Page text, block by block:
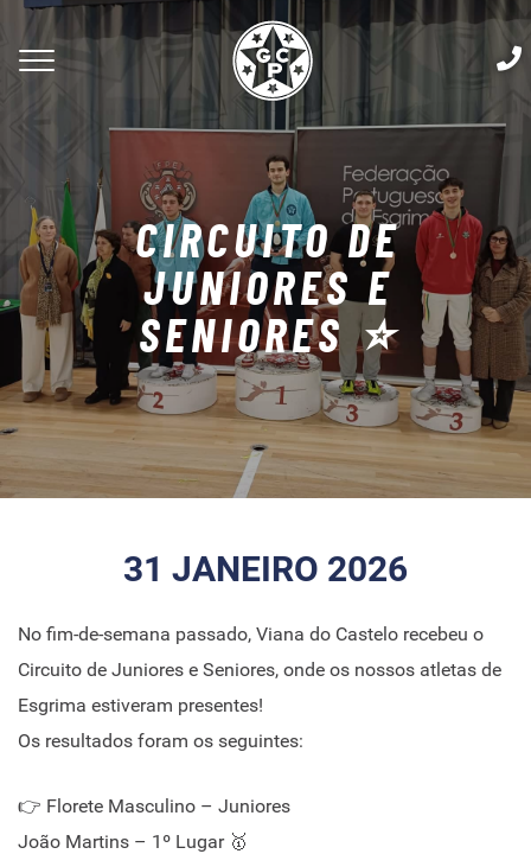
CIRCUITO DE
JUNIORES E
SENIORES ⭐
31 JANEIRO 2026
No fim-de-semana passado, Viana do Castelo recebeu o
Circuito de Juniores e Seniores, onde os nossos atletas de
Esgrima estiveram presentes!
Os resultados foram os seguintes:
👉 Florete Masculino – Juniores
João Martins – 1º Lugar 🥇